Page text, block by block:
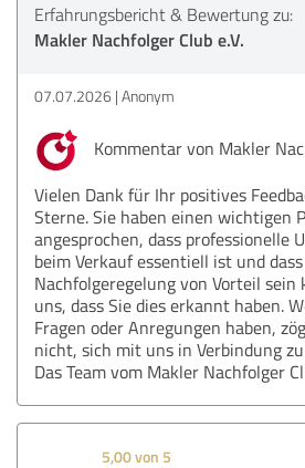
Erfahrungsbericht & Bewertung zu:
Makler Nachfolger Club e.V.
07.07.2026 Anonym
Kommentar von Makler
Vielen Dank für Ihr positives
Sterne. Sie haben einen wichtigen
angesprochen, dass professionelle
beim Verkauf essentiell ist und
Nachfolgeregelung von Vorteil sein
uns, dass Sie dies erkannt haben.
Fragen oder Anregungen haben,
nicht, sich mit uns in Verbindung
Das Team vom Makler Nachfolger
5,00 von 5